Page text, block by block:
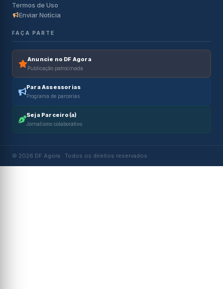
Termos de Uso
Enviar Notícia
FAÇA PARTE
Anuncie no DF Agora
Publicação patrocinada
Para Assessorias
Programa de parcerias
Seja Parceiro(a)
Jornalismo colaborativo
© 2026 DF Agora · Todos os direitos reservados